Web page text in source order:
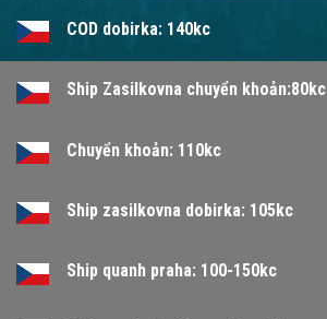
COD dobirka: 140kc
Ship Zasilkovna chuyển khoản:80kc
Chuyển khoản: 110kc
Ship zasilkovna dobirka: 105kc
Ship quanh praha: 100-150kc